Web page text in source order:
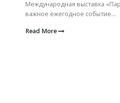
Международная выставка
важное ежегодное событие...
Read More